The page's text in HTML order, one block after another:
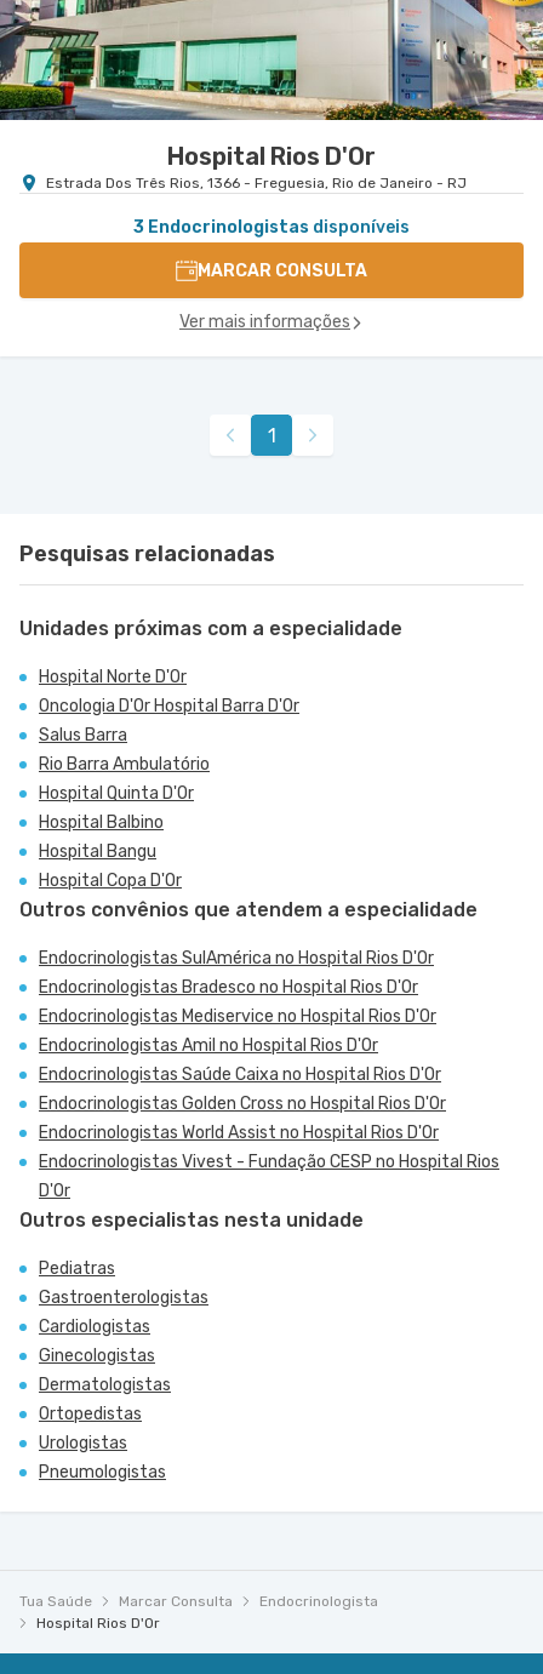
Hospital Rios D'Or
Estrada Dos Três Rios, 1366 - Freguesia, Rio de Janeiro - RJ
3 Endocrinologistas disponíveis
MARCAR CONSULTA
Ver mais informações
1
Pesquisas relacionadas
Unidades próximas com a especialidade
Hospital Norte D'Or
Oncologia D'Or Hospital Barra D'Or
Salus Barra
Rio Barra Ambulatório
Hospital Quinta D'Or
Hospital Balbino
Hospital Bangu
Hospital Copa D'Or
Outros convênios que atendem a especialidade
Endocrinologistas SulAmérica no Hospital Rios D'Or
Endocrinologistas Bradesco no Hospital Rios D'Or
Endocrinologistas Mediservice no Hospital Rios D'Or
Endocrinologistas Amil no Hospital Rios D'Or
Endocrinologistas Saúde Caixa no Hospital Rios D'Or
Endocrinologistas Golden Cross no Hospital Rios D'Or
Endocrinologistas World Assist no Hospital Rios D'Or
Endocrinologistas Vivest - Fundação CESP no Hospital Rios
D'Or
Outros especialistas nesta unidade
Pediatras
Gastroenterologistas
Cardiologistas
Ginecologistas
Dermatologistas
Ortopedistas
Urologistas
Pneumologistas
Tua Saúde Marcar Consulta
Endocrinologista
Hospital Rios D'Or